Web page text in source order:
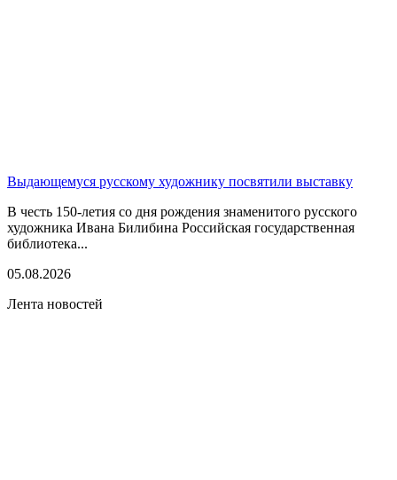
Выдающемуся русскому художнику посвятили выставку
В честь 150-летия со дня рождения знаменитого русского
художника Ивана Билибина Российская государственная
библиотека...
05.08.2026
Лента новостей